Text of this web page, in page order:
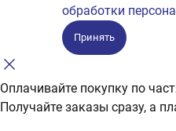
обработки
Принять
Оплачивайте покупку по
Получайте заказы сразу, а